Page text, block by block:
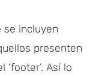
se incluyen
presenten
Así lo